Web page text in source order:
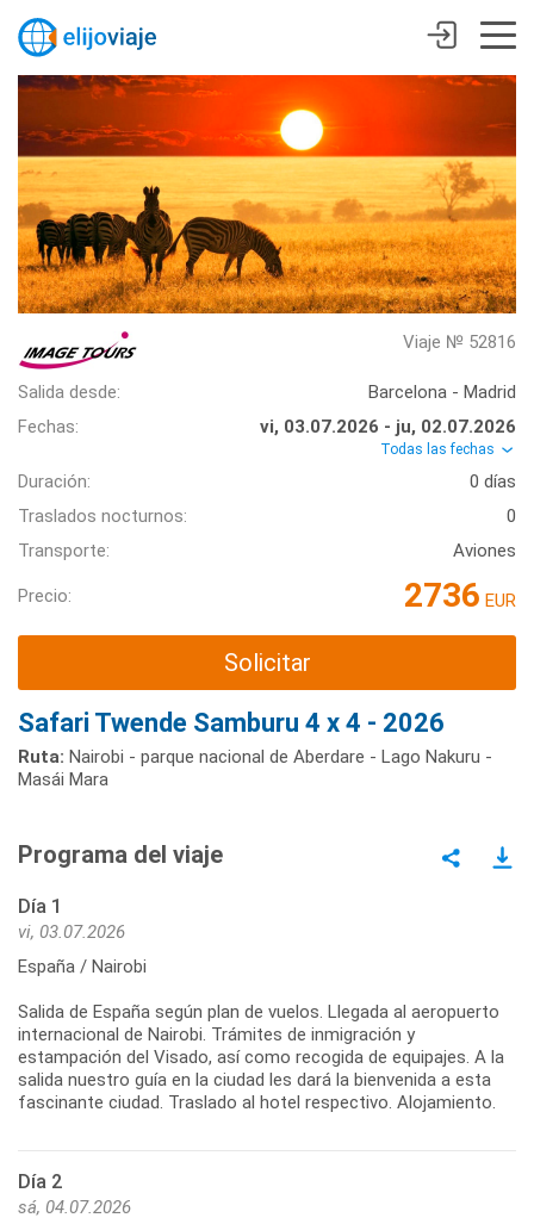
Viaje № 52816
Salida desde:
Barcelona - Madrid
Fechas:
vi, 03.07.2026 - ju, 02.07.2026
Todas las fechas
Duración:
0 días
Traslados nocturnos:
0
Transporte:
Aviones
Precio: 2736 EUR
Solicitar
Safari Twende Samburu 4 x 4 - 2026
Ruta: Nairobi - parque nacional de Aberdare - Lago Nakuru -
Masái Mara
Programa del viaje
Día 1
vi, 03.07.2026
España / Nairobi
Salida de España según plan de vuelos. Llegada al aeropuerto
internacional de Nairobi. Trámites de inmigración y
estampación del Visado, así como recogida de equipajes. A la
salida nuestro guía en la ciudad les dará la bienvenida a esta
fascinante ciudad. Traslado al hotel respectivo. Alojamiento.
Día 2
sá, 04.07.2026